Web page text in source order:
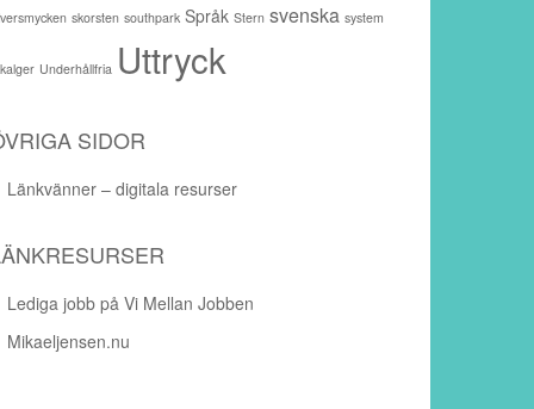
skorsten southpark Språk Stern svenska system
Underhållfria Uttryck
SIDOR
Länkvänner – digitala resurser
Lediga jobb på Vi Mellan Jobben
Mikaeljensen.nu